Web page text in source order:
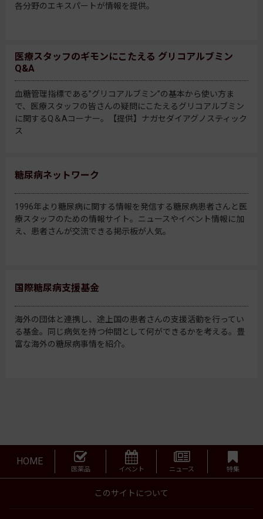
各分野のエキスパートが情報を提供。
医療スタッフのギモンにこたえる グリコアルブミン
Q&A
血糖管理指標である”グリコアルブミン”の基本から使い方ま
で、医療スタッフの皆さんの疑問にこたえるグリコアルブミン
に関するQ＆Aコーナー。【提供】ナガセダイアグノスティック
ス
糖尿病ネットワーク
1996年より糖尿病に関する情報を発信する糖尿病患者さんと医
療スタッフのための情報サイト。ニュースやイベント情報に加
え、患者さんが交流できる掲示板が人気。
国際糖尿病支援基金
海外の団体と連携し、途上国の患者さんの支援活動を行ってい
る基金。同じ病気を持つ仲間として何ができるかを考える。豊
富な海外の糖尿病事情を紹介。
HOME
医薬品 イベント ニュース 特集
このサイトについて